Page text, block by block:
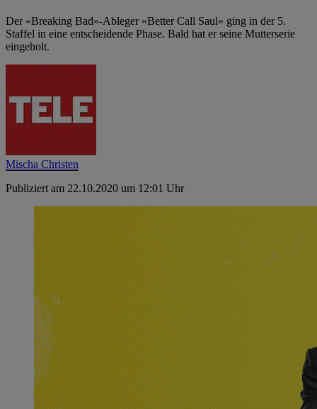
Der «Breaking Bad»-Ableger «Better Call Saul» ging in der 5.
Staffel in eine entscheidende Phase. Bald hat er seine Mutterserie
eingeholt.
Mischa Christen
Publiziert am 22.10.2020 um 12:01 Uhr